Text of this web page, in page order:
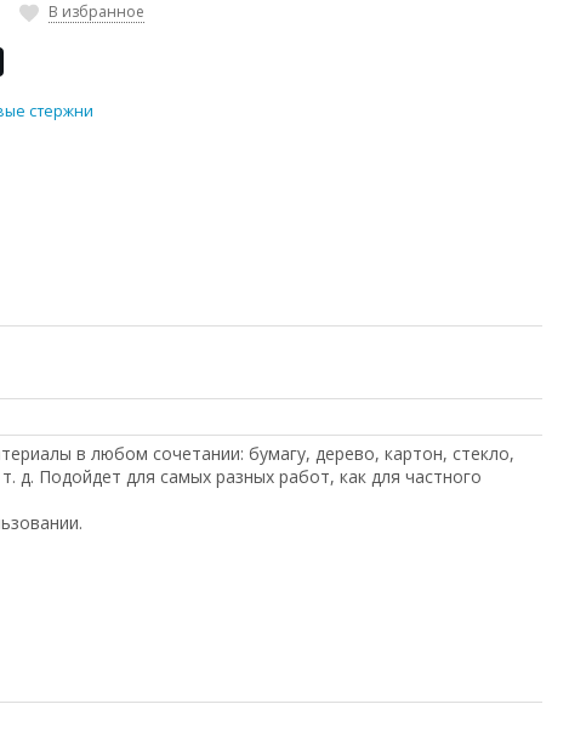
В избранное
стержни
в любом сочетании: бумагу, дерево, картон, стекло,
д. Подойдет для самых разных работ, как для частного